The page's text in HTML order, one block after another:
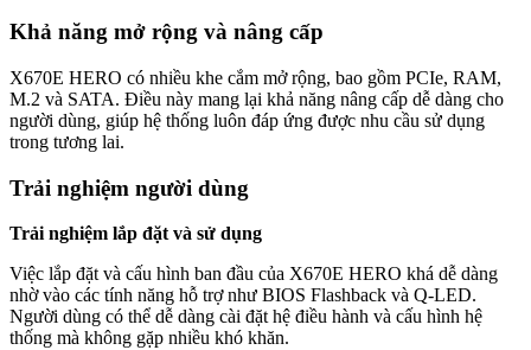
Khả năng mở rộng và nâng cấp
X670E HERO có nhiều khe cắm mở rộng, bao gồm PCIe, RAM,
M.2 và SATA. Điều này mang lại khả năng nâng cấp dễ dàng cho
người dùng, giúp hệ thống luôn đáp ứng được nhu cầu sử dụng
trong tương lai.
Trải nghiệm người dùng
Trải nghiệm lắp đặt và sử dụng
Việc lắp đặt và cấu hình ban đầu của X670E HERO khá dễ dàng
nhờ vào các tính năng hỗ trợ như BIOS Flashback và Q-LED.
Người dùng có thể dễ dàng cài đặt hệ điều hành và cấu hình hệ
thống mà không gặp nhiều khó khăn.